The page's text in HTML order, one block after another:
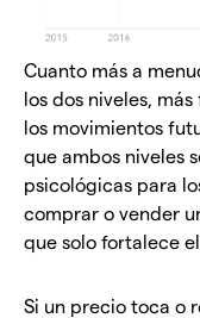
Cuanto más a
los dos niveles,
los movimientos
que ambos niveles
psicológicas para
comprar o vender
que solo fortalece
Si un precio toca o